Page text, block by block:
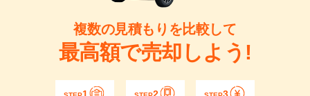
複数の見積もりを比較して
最高額で売却しよう!
1 2 3